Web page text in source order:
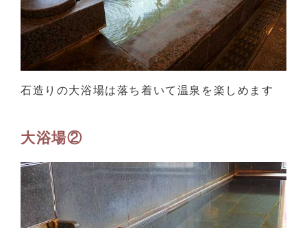
石造りの大浴場は落ち着いて温泉を楽しめます
大浴場②